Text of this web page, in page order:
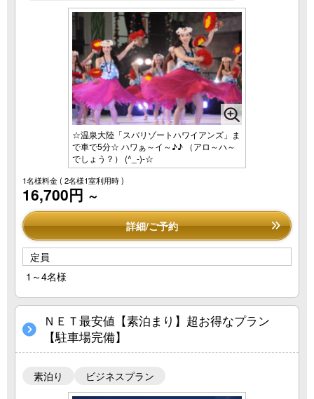
☆温泉大陸「スパリゾートハワイアンズ」ま
で車で5分☆ ハワぁ～イ～♪♪ （アロ～ハ～
でしょう？） (^_-)-☆
1名様料金( 2名様1室利用時 )
16,700円 ～
詳細/ご予約
定員
1～4名様
ＮＥＴ最安値【素泊まり】超お得なプラン
【駐車場完備】
素泊り ビジネスプラン